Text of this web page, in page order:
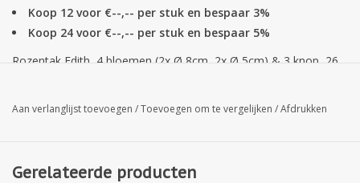
Koop 12 voor €--,-- per stuk en bespaar 3%
Koop 24 voor €--,-- per stuk en bespaar 5%
Rozentak Edith, 4 bloemen (2x Ø 8cm, 2x Ø 5cm) & 3 knop, 26
Aan verlanglijst toevoegen /Toevoegen om te vergelijken /Afdrukken
Gerelateerde producten